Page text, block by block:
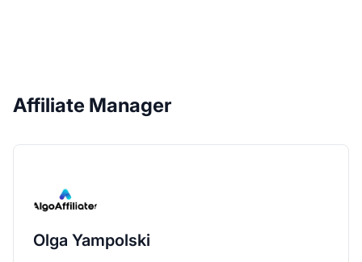
Affiliate Manager
Olga Yampolski